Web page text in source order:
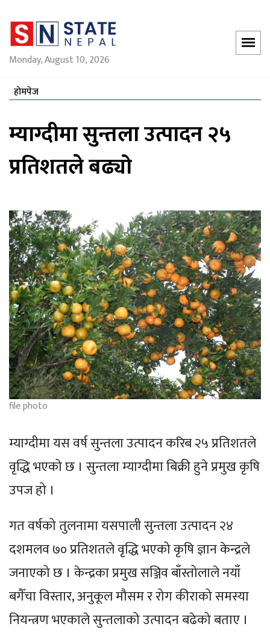
Monday, August 10, 2026
होमपेज
म्याग्दीमा सुन्तला उत्पादन २५
प्रतिशतले बढ्यो
file photo
म्याग्दीमा यस वर्ष सुन्तला उत्पादन करिब २५ प्रतिशतले
वृद्धि भएको छ । सुन्तला म्याग्दीमा बिक्री हुने प्रमुख कृषि
उपज हो ।
गत वर्षको तुलनामा यसपाली सुन्तला उत्पादन २४
दशमलव ७० प्रतिशतले वृद्धि भएको कृषि ज्ञान केन्द्रले
जनाएको छ । केन्द्रका प्रमुख सञ्जिव बाँस्तोलाले नयाँ
बगैँचा विस्तार, अनुकूल मौसम र रोग कीराको समस्या
नियन्त्रण भएकाले सुन्तलाको उत्पादन बढेको बताए ।